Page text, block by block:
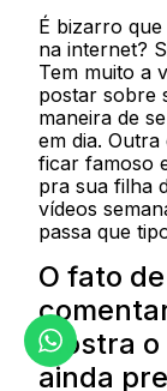
É bizarro
na internet?
Tem muito a
postar sobre
maneira de
em dia.
ficar famoso
pra sua filha
vídeos
passa que
O fato
mostra
ainda